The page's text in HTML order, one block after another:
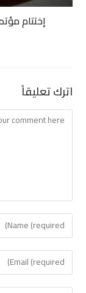
إختتام
اترك تعليقاً